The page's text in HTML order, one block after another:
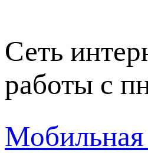
Сеть
работы с
Мобильная